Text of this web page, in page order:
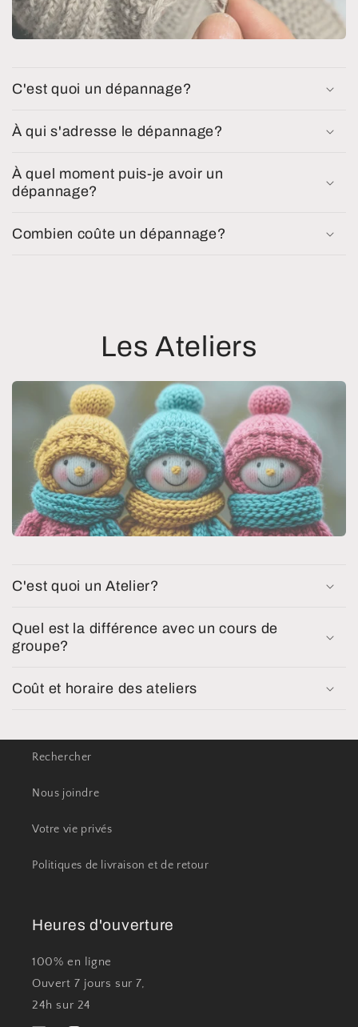
C'est quoi un dépannage?
À qui s'adresse le dépannage?
À quel moment puis-je avoir un
dépannage?
Combien coûte un dépannage?
Les Ateliers
C'est quoi un Atelier?
Quel est la différence avec un cours de
groupe?
Coût et horaire des ateliers
Rechercher
Nous joindre
Votre vie privés
Politiques de livraison et de retour
Heures d'ouverture
100% en ligne
Ouvert 7 jours sur 7,
24h sur 24